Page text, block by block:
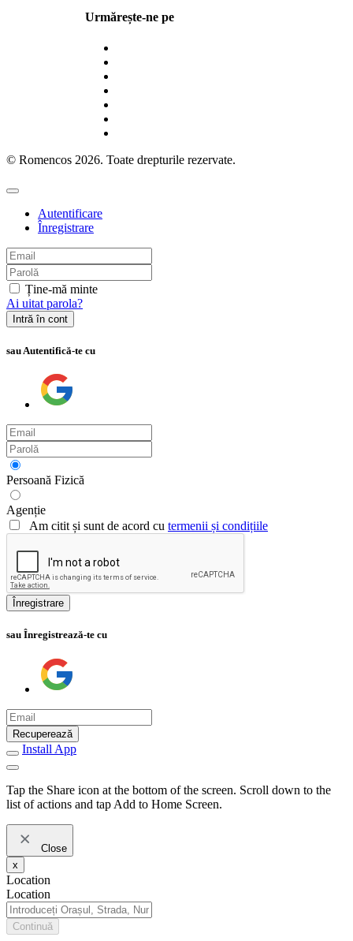
Urmărește-ne pe
© Romencos 2026. Toate drepturile rezervate.
Autentificare
Înregistrare
Ține-mă minte
Ai uitat parola?
Intră în cont
sau Autentifică-te cu
Persoană Fizică
Agenție
Am citit și sunt de acord cu termenii și condițiile
Înregistrare
sau Înregistrează-te cu
Recuperează
Install App
Tap the Share icon at the bottom of the screen. Scroll down to the
list of actions and tap Add to Home Screen.
Close
x
Location
Location
Continuă